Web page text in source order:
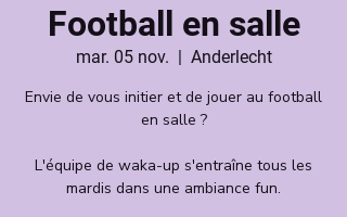
Football en salle
mar. 05 nov.
  |
Anderlecht
Envie de vous initier et de jouer au football
en salle ?
L'équipe de waka-up s'entraîne tous les